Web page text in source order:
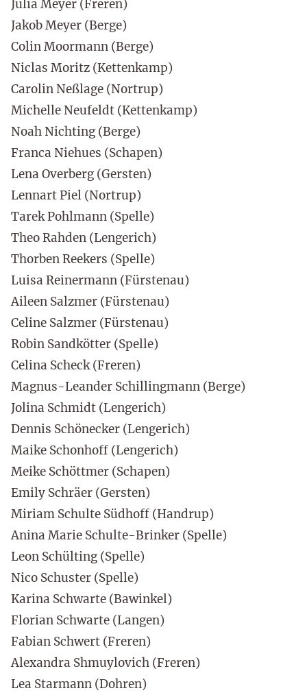
Julia Meyer (Freren)
Jakob Meyer (Berge)
Colin Moormann (Berge)
Niclas Moritz (Kettenkamp)
Carolin Neßlage (Nortrup)
Michelle Neufeldt (Kettenkamp)
Noah Nichting (Berge)
Franca Niehues (Schapen)
Lena Overberg (Gersten)
Lennart Piel (Nortrup)
Tarek Pohlmann (Spelle)
Theo Rahden (Lengerich)
Thorben Reekers (Spelle)
Luisa Reinermann (Fürstenau)
Aileen Salzmer (Fürstenau)
Celine Salzmer (Fürstenau)
Robin Sandkötter (Spelle)
Celina Scheck (Freren)
Magnus-Leander Schillingmann (Berge)
Jolina Schmidt (Lengerich)
Dennis Schönecker (Lengerich)
Maike Schonhoff (Lengerich)
Meike Schöttmer (Schapen)
Emily Schräer (Gersten)
Miriam Schulte Südhoff (Handrup)
Anina Marie Schulte-Brinker (Spelle)
Leon Schülting (Spelle)
Nico Schuster (Spelle)
Karina Schwarte (Bawinkel)
Florian Schwarte (Langen)
Fabian Schwert (Freren)
Alexandra Shmuylovich (Freren)
Lea Starmann (Dohren)